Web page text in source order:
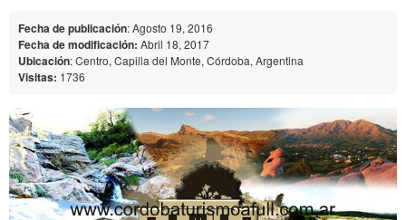
Fecha de publicación: Agosto 19, 2016
Fecha de modificación: Abril 18, 2017
Ubicación: Centro, Capilla del Monte, Córdoba, Argentina
Visitas: 1736